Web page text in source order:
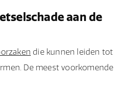
aan de
die kunnen leiden tot
De meest voorkomende